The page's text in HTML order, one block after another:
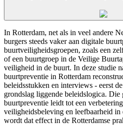
In Rotterdam, net als in veel andere
burgers steeds vaker aan digitale
buurtveiligheidsgroepen, zoals een
of een buurtgroep in de Veilige
veiligheid in de buurt. In deze studie
buurtpreventie in Rotterdam
beleidsstukken en interviews - eerst
grondslag liggende beleidslogica. Die
buurtpreventie leidt tot een
veiligheidsbeleving en leefbaarheid in
wordt dat effect in de Rotterdamse